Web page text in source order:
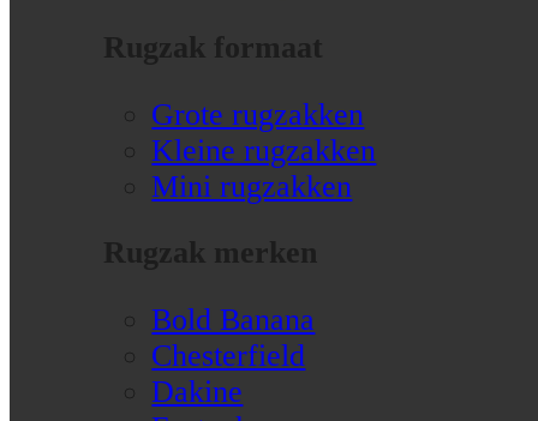
Rugzak formaat
Grote rugzakken
Kleine rugzakken
Mini rugzakken
Rugzak merken
Bold Banana
Chesterfield
Dakine